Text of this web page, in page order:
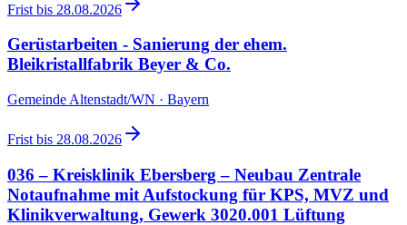
Frist bis 28.08.2026
Gerüstarbeiten - Sanierung der ehem.
Bleikristallfabrik Beyer & Co.
Gemeinde Altenstadt/WN · Bayern
Frist bis 28.08.2026
036 – Kreisklinik Ebersberg – Neubau Zentrale
Notaufnahme mit Aufstockung für KPS, MVZ und
Klinikverwaltung, Gewerk 3020.001 Lüftung